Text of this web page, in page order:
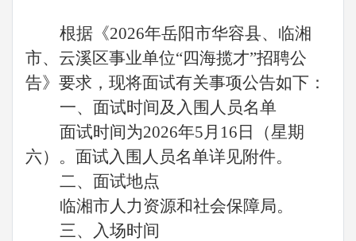
根据《2026年岳阳市华容县、临湘
市、云溪区事业单位“四海揽才”招聘公
告》要求，现将面试有关事项公告如下：
一、面试时间及入围人员名单
面试时间为2026年5月16日（星期
六）。面试入围人员名单详见附件。
二、面试地点
临湘市人力资源和社会保障局。
三、入场时间